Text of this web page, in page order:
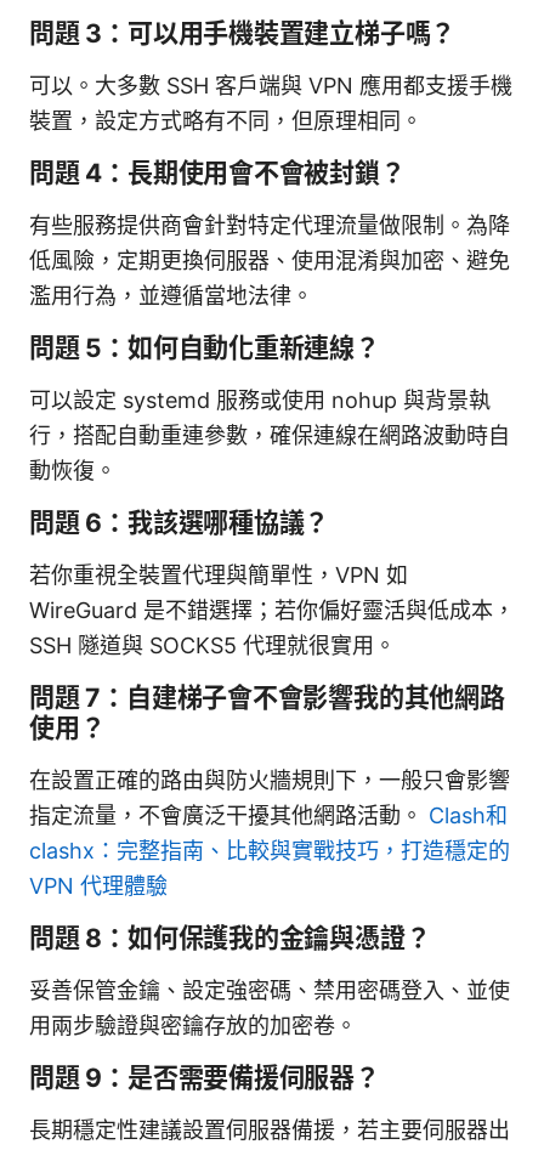
問題 3：可以用手機裝置建立梯子嗎？
可以。大多數 SSH 客戶端與 VPN 應用都支援手機
裝置，設定方式略有不同，但原理相同。
問題 4：長期使用會不會被封鎖？
有些服務提供商會針對特定代理流量做限制。為降
低風險，定期更換伺服器、使用混淆與加密、避免
濫用行為，並遵循當地法律。
問題 5：如何自動化重新連線？
可以設定 systemd 服務或使用 nohup 與背景執
行，搭配自動重連參數，確保連線在網路波動時自
動恢復。
問題 6：我該選哪種協議？
若你重視全裝置代理與簡單性，VPN 如
WireGuard 是不錯選擇；若你偏好靈活與低成本，
SSH 隧道與 SOCKS5 代理就很實用。
問題 7：自建梯子會不會影響我的其他網路
使用？
在設置正確的路由與防火牆規則下，一般只會影響
指定流量，不會廣泛干擾其他網路活動。 Clash和
clashx：完整指南、比較與實戰技巧，打造穩定的
VPN 代理體驗
問題 8：如何保護我的金鑰與憑證？
妥善保管金鑰、設定強密碼、禁用密碼登入、並使
用兩步驗證與密鑰存放的加密卷。
問題 9：是否需要備援伺服器？
長期穩定性建議設置伺服器備援，若主要伺服器出